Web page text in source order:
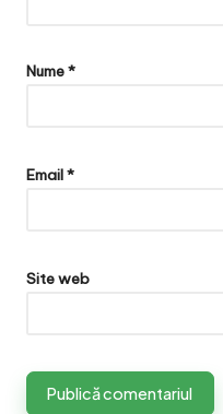
Nume*
Email*
Site web